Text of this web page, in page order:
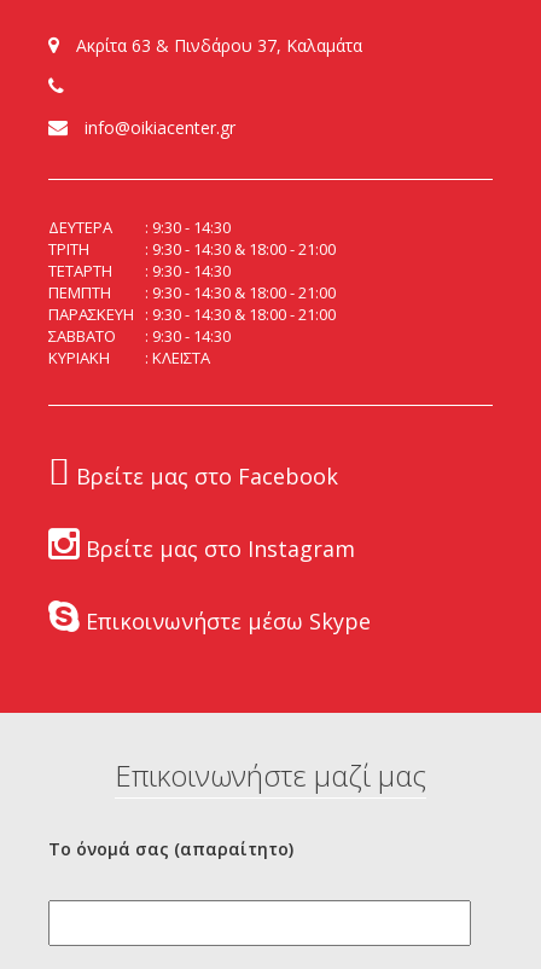
Ακρίτα 63 & Πινδάρου 37, Καλαμάτα
info@oikiacenter.gr
ΔΕΥΤΕΡΑ
9:30 - 14:30
ΤΡΙΤΗ
9:30 - 14:30 & 18:00 - 21:00
ΤΕΤΑΡΤΗ
9:30 - 14:30
ΠΕΜΠΤΗ
9:30 - 14:30 & 18:00 - 21:00
ΠΑΡΑΣΚΕΥΗ
9:30 - 14:30 & 18:00 - 21:00
ΣΑΒΒΑΤΟ
9:30 - 14:30
ΚΥΡΙΑΚΗ
ΚΛΕΙΣΤΑ
Βρείτε μας στο Facebook
Βρείτε μας στο Instagram
Επικοινωνήστε μέσω Skype
Επικοινωνήστε μαζί μας
Το όνομά σας (απαραίτητο)